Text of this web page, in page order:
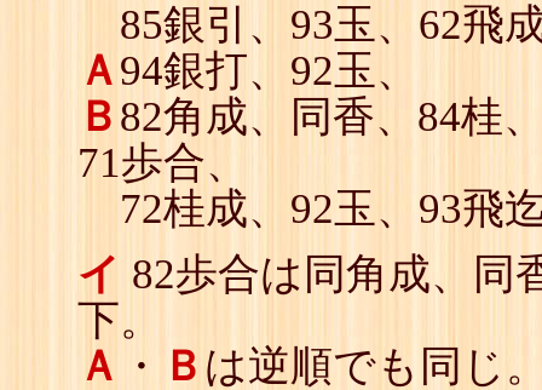
85銀引、93玉、62飛
Ａ94銀打、92玉、
Ｂ 82角成、同香、84桂
71歩合、
72桂成、92玉、93飛
イ 82歩合は同角成、同
下。
Ａ ・ Ｂ は逆順でも同じ